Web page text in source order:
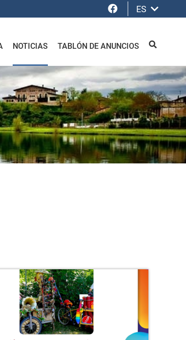
Facebook
ES
NOTICIAS TABLÓN DE ANUNCIOS BUSCAR